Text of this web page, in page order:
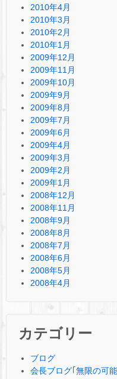
2010年4月
2010年3月
2010年2月
2010年1月
2009年12月
2009年11月
2009年10月
2009年9月
2009年8月
2009年7月
2009年6月
2009年4月
2009年3月
2009年2月
2009年1月
2008年12月
2008年11月
2008年9月
2008年8月
2008年7月
2008年6月
2008年5月
2008年4月
カテゴリー
ブログ
会長ブログ｢無限の可